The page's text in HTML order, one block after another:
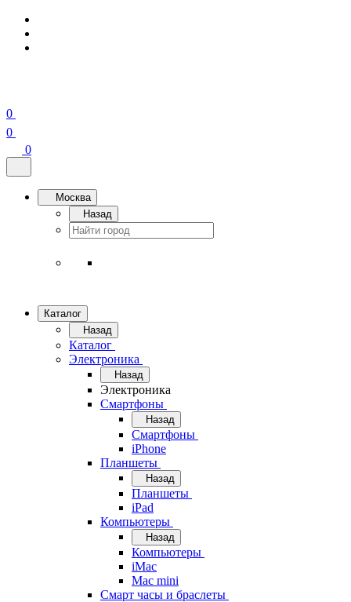
0
0
0
Москва
Назад
Каталог
Назад
Каталог
Электроника
Назад
Электроника
Смартфоны
Назад
Смартфоны
iPhone
Планшеты
Назад
Планшеты
iPad
Компьютеры
Назад
Компьютеры
iMac
Mac mini
Смарт часы и браслеты